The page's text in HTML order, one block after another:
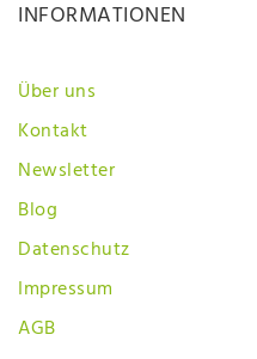
INFORMATIONEN
Über uns
Kontakt
Newsletter
Blog
Datenschutz
Impressum
AGB